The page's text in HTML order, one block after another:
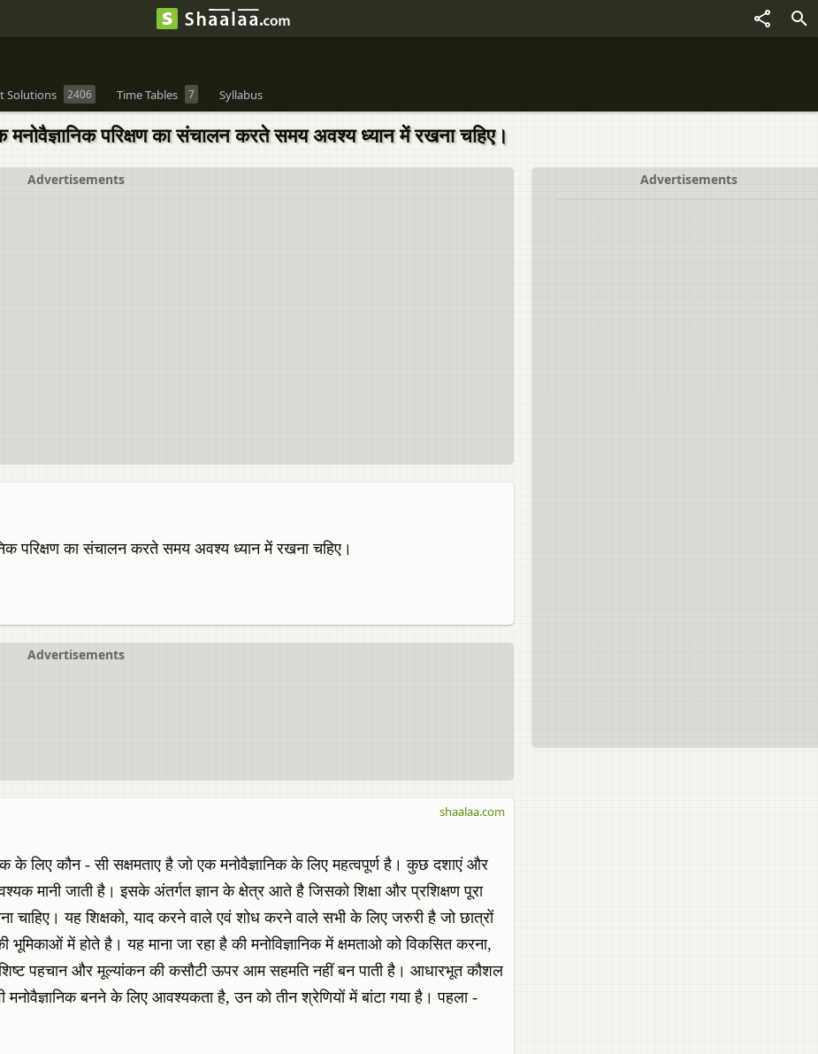
Solutions 2406 Time Tables 7 Syllabus
परिक्षण का संचालन करते समय अवश्य ध्यान में रखना चहिए।
Advertisements
Advertisements
परिक्षण का संचालन करते समय अवश्य ध्यान में रखना चहिए।
Advertisements
के लिए कौन - सी सक्षमताए है जो एक मनोवैज्ञानिक के लिए महत्वपूर्ण है। कुछ दशाएं और
मानी जाती है। इसके अंतर्गत ज्ञान के क्षेत्र आते है जिसको शिक्षा और प्रशिक्षण पूरा
चाहिए। यह शिक्षको, याद करने वाले एवं शोध करने वाले सभी के लिए जरुरी है जो छात्रों
में होते है। यह माना जा रहा है की मनोविज्ञानिक में क्षमताओ को विकसित करना,
पहचान और मूल्यांकन की कसौटी ऊपर आम सहमति नहीं बन पाती है। आधारभूत कौशल
मनोवैज्ञानिक बनने के लिए आवश्यकता है, उन को तीन श्रेणियों में बांटा गया है। पहला -
shaalaa.com